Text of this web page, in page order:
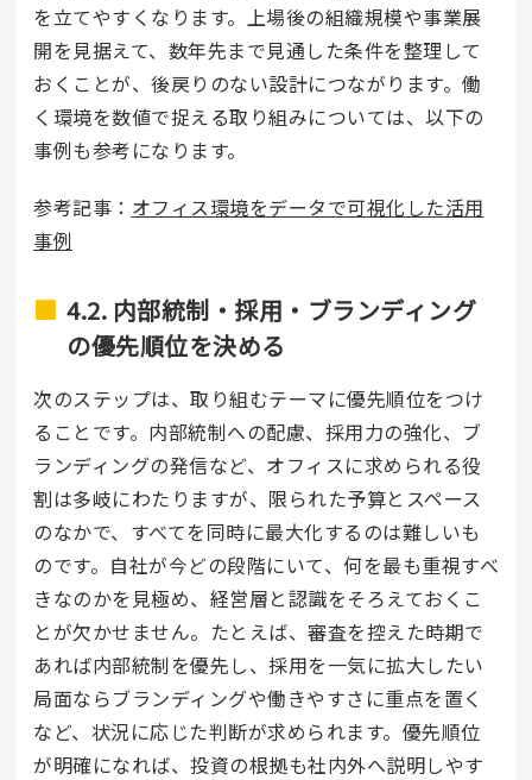
を立てやすくなります。上場後の組織規模や事業展
開を見据えて、数年先まで見通した条件を整理して
おくことが、後戻りのない設計につながります。働
く環境を数値で捉える取り組みについては、以下の
事例も参考になります。
参考記事： オフィス環境をデータで可視化した活用
事例
4.2. 内部統制・採用・ブランディング
の優先順位を決める
次のステップは、取り組むテーマに優先順位をつけ
ることです。内部統制への配慮、採用力の強化、ブ
ランディングの発信など、オフィスに求められる役
割は多岐にわたりますが、限られた予算とスペース
のなかで、すべてを同時に最大化するのは難しいも
のです。自社が今どの段階にいて、何を最も重視すべ
きなのかを見極め、経営層と認識をそろえておくこ
とが欠かせません。たとえば、審査を控えた時期で
あれば内部統制を優先し、採用を一気に拡大したい
局面ならブランディングや働きやすさに重点を置く
など、状況に応じた判断が求められます。優先順位
が明確になれば、投資の根拠も社内外へ説明しやす